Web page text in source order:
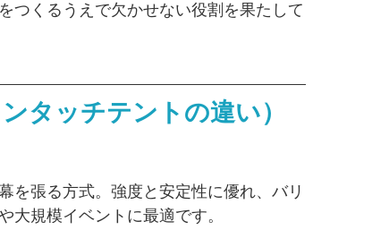
つくるうえで欠かせない役割を果たして
タッチテントの違い）
を張る方式。強度と安定性に優れ、バリ
大規模イベントに最適です。